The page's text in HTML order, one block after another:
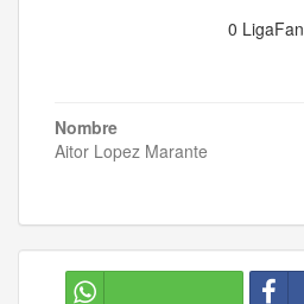
0 LigaFan
Nombre
Aitor Lopez Marante